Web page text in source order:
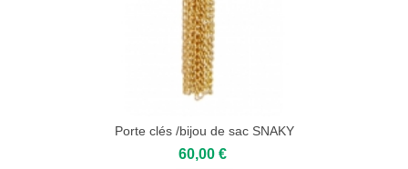
Porte clés /bijou de sac SNAKY
60,00 €